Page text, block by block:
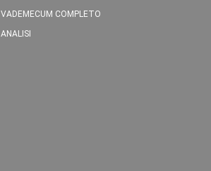
VADEMECUM COMPLETO
ANALISI